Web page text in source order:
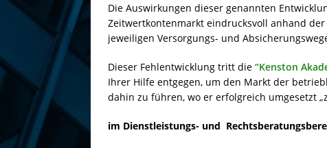
Die Auswirkungen dieser genannten
Zeitwertkontenmarkt eindrucksvoll anhand
jeweiligen Versorgungs- und
Dieser Fehlentwicklung tritt die “Kenston
Ihrer Hilfe entgegen, um den Markt der
dahin zu führen, wo er erfolgreich umgesetzt
im Dienstleistungs- und